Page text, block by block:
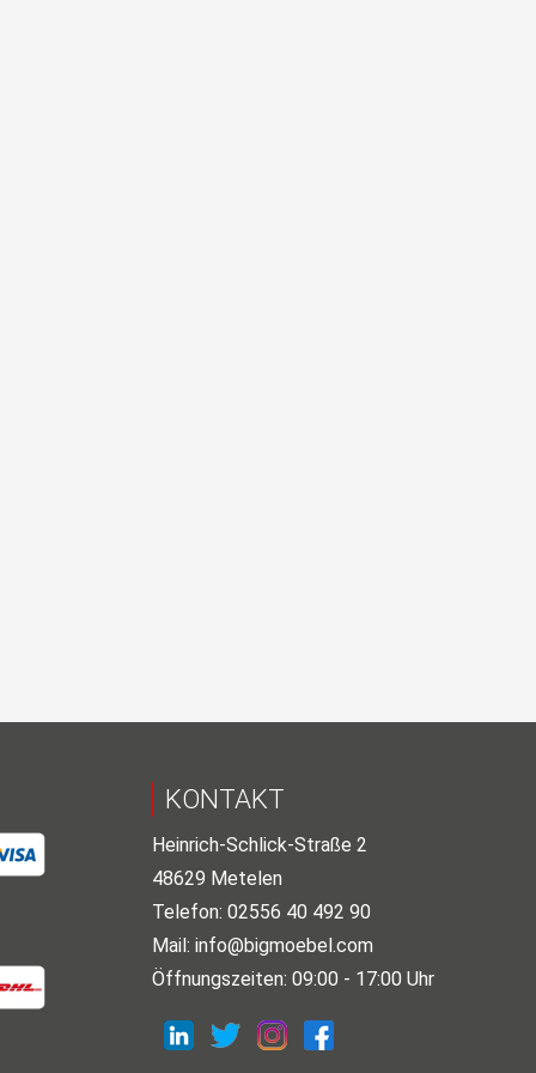
KONTAKT
Heinrich-Schlick-Straße 2
48629 Metelen
Telefon: 02556 40 492 90
Mail: info@bigmoebel.com
Öffnungszeiten: 09:00 - 17:00 Uhr